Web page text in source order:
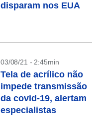
disparam nos EUA
03/08/21 - 2:45min
Tela de acrílico não
impede transmissão
da covid-19, alertam
especialistas